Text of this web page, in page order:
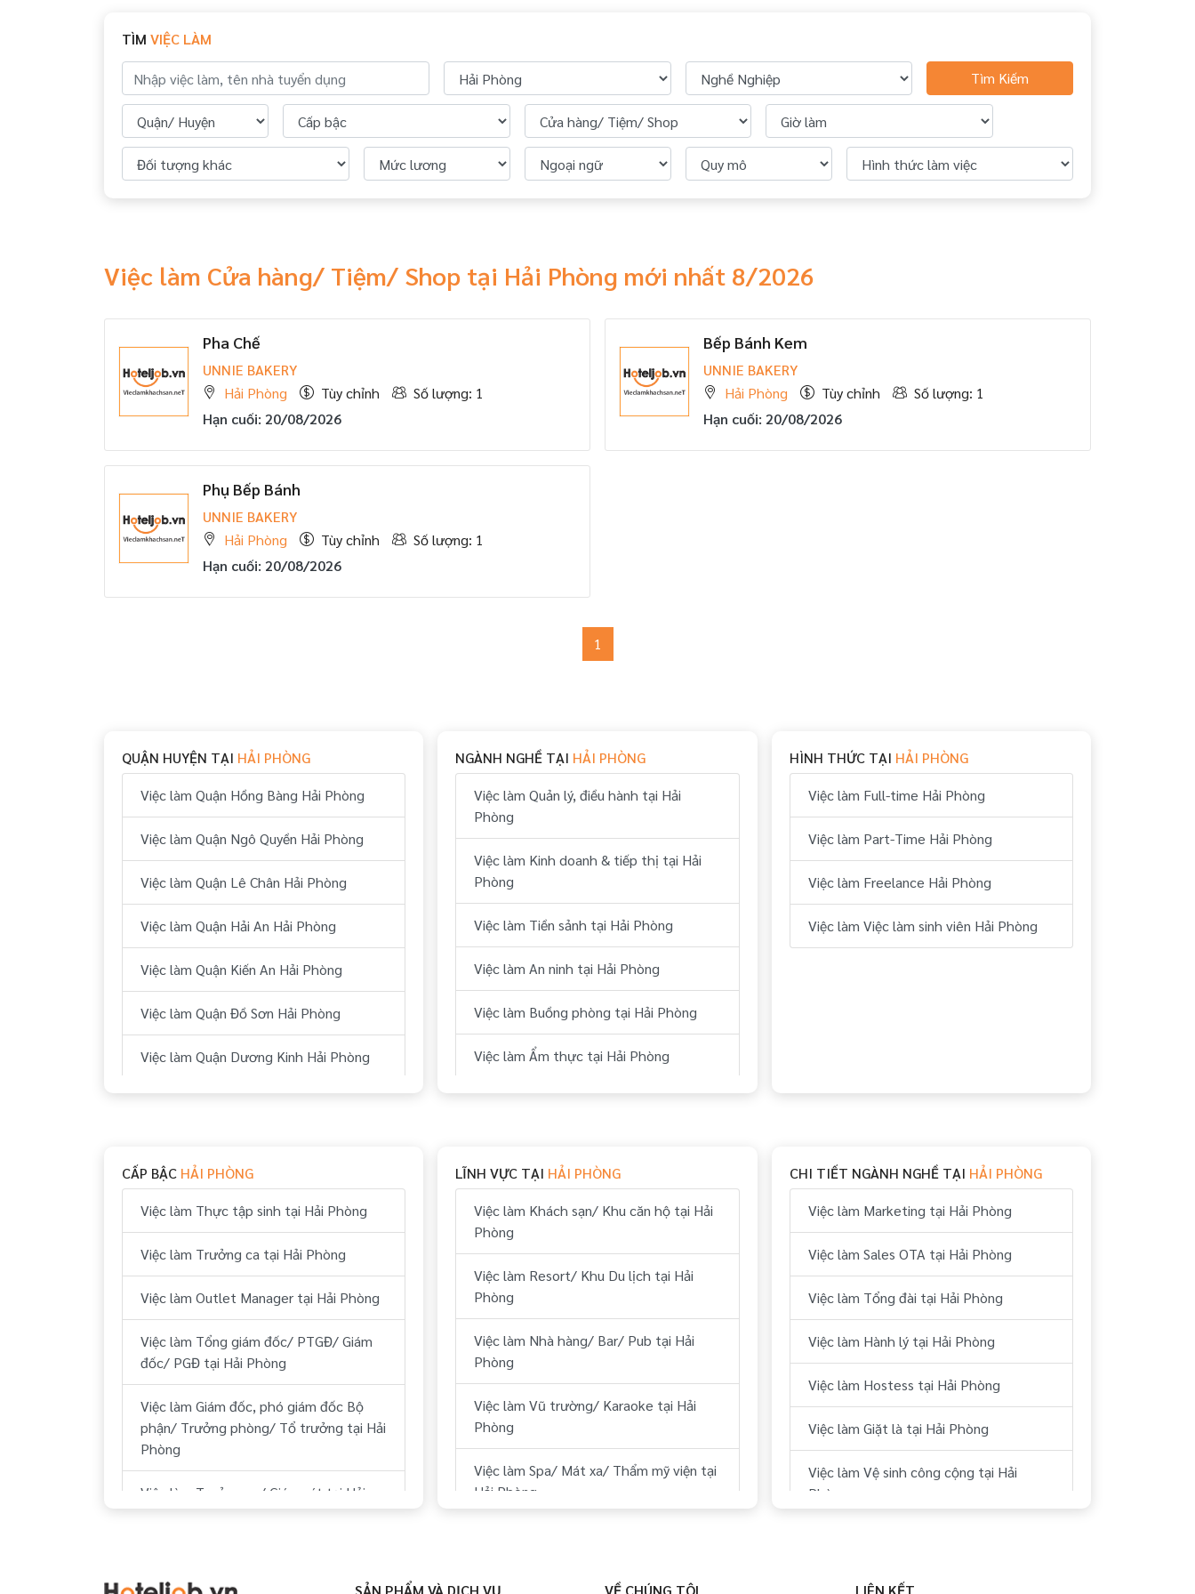
TÌM VIỆC LÀM
Tìm Kiếm
Việc làm Cửa hàng/ Tiệm/ Shop tại Hải Phòng mới nhất 8/2026
Pha Chế
UNNIE BAKERY
Hải Phòng
Tùy chỉnh
Số lượng: 1
Hạn cuối: 20/08/2026
Bếp Bánh Kem
UNNIE BAKERY
Hải Phòng
Tùy chỉnh
Số lượng: 1
Hạn cuối: 20/08/2026
Phụ Bếp Bánh
UNNIE BAKERY
Hải Phòng
Tùy chỉnh
Số lượng: 1
Hạn cuối: 20/08/2026
1
QUẬN HUYỆN TẠI HẢI PHÒNG
Việc làm Quận Hồng Bàng Hải Phòng
Việc làm Quận Ngô Quyền Hải Phòng
Việc làm Quận Lê Chân Hải Phòng
Việc làm Quận Hải An Hải Phòng
Việc làm Quận Kiến An Hải Phòng
Việc làm Quận Đồ Sơn Hải Phòng
Việc làm Quận Dương Kinh Hải Phòng
Việc làm Huyện An Lão Hải Phòng
Việc làm Huyện Kiến Thụy Hải Phòng
Việc làm Huyện Tiên Lãng Hải Phòng
Việc làm Huyện Vĩnh Bảo Hải Phòng
Việc làm Huyện Cát Hải Hải Phòng
Việc làm Huyện Bạch Long Vĩ Hải Phòng
NGÀNH NGHỀ TẠI HẢI PHÒNG
Việc làm Quản lý, điều hành tại Hải
Phòng
Việc làm Kinh doanh & tiếp thị tại Hải
Phòng
Việc làm Tiền sảnh tại Hải Phòng
Việc làm An ninh tại Hải Phòng
Việc làm Buồng phòng tại Hải Phòng
Việc làm Ẩm thực tại Hải Phòng
Việc làm Vui chơi & giải trí tại Hải Phòng
Việc làm Hành chính, nhân sự tại Hải
Phòng
Việc làm Tài chính, kế toán tại Hải
Phòng
Việc làm Kỹ thuật tại Hải Phòng
Việc làm Lái xe tại Hải Phòng
Việc làm Lữ hành/ Du lịch (HDV, ĐH
Tour...) tại Hải Phòng
HÌNH THỨC TẠI HẢI PHÒNG
Việc làm Full-time Hải Phòng
Việc làm Part-Time Hải Phòng
Việc làm Freelance Hải Phòng
Việc làm Việc làm sinh viên Hải Phòng
CẤP BẬC HẢI PHÒNG
Việc làm Thực tập sinh tại Hải Phòng
Việc làm Trưởng ca tại Hải Phòng
Việc làm Outlet Manager tại Hải Phòng
Việc làm Tổng giám đốc/ PTGĐ/ Giám
đốc/ PGĐ tại Hải Phòng
Việc làm Giám đốc, phó giám đốc Bộ
phận/ Trưởng phòng/ Tổ trưởng tại Hải
Phòng
Việc làm Trưởng ca/ Giám sát tại Hải
LĨNH VỰC TẠI HẢI PHÒNG
Việc làm Khách sạn/ Khu căn hộ tại Hải
Phòng
Việc làm Resort/ Khu Du lịch tại Hải
Phòng
Việc làm Nhà hàng/ Bar/ Pub tại Hải
Phòng
Việc làm Vũ trường/ Karaoke tại Hải
Phòng
Việc làm Spa/ Mát xa/ Thẩm mỹ viện tại
Hải Phòng
Việc làm Thể hình/ phòng tập tại Hải
CHI TIẾT NGÀNH NGHỀ TẠI HẢI PHÒNG
Việc làm Marketing tại Hải Phòng
Việc làm Sales OTA tại Hải Phòng
Việc làm Tổng đài tại Hải Phòng
Việc làm Hành lý tại Hải Phòng
Việc làm Hostess tại Hải Phòng
Việc làm Giặt là tại Hải Phòng
Việc làm Vệ sinh công cộng tại Hải
Phòng
Việc làm Phục vụ tại Hải Phòng